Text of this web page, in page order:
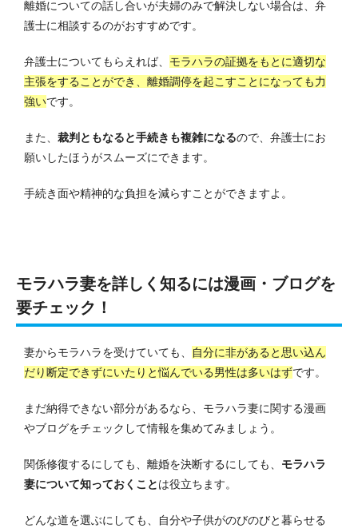
離婚についての話し合いが夫婦のみで解決しない場合は、弁
護士に相談するのがおすすめです。
弁護士についてもらえれば、 モラハラの証拠をもとに適切な
主張をすることができ、離婚調停を起こすことになっても力
強いです。
また、 裁判ともなると手続きも複雑になるので、弁護士にお
願いしたほうがスムーズにできます。
手続き面や精神的な負担を減らすことができますよ。
モラハラ妻を詳しく知るには漫画・ブログを
要チェック！
妻からモラハラを受けていても、
自分に非があると思い込ん
だり断定できずにいたりと悩んでいる男性は多いはずです。
まだ納得できない部分があるなら、モラハラ妻に関する漫画
やブログをチェックして情報を集めてみましょう。
関係修復するにしても、離婚を決断するにしても、 モラハラ
妻について知っておくことは役立ちます。
どんな道を選ぶにしても、自分や子供がのびのびと暮らせる